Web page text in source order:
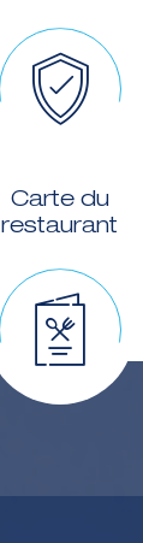
Carte du
restaurant